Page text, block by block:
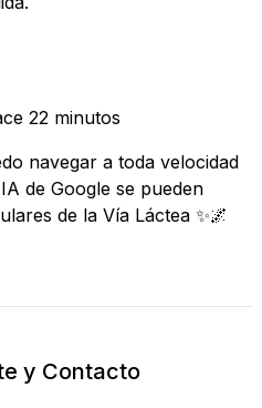
22 minutos
navegar a toda velocidad
de Google se pueden
de la Vía Láctea ✨🌌
y Contacto